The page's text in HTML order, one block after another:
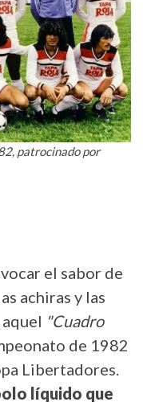
patrocinado por
el sabor de
achiras y las
"Cuadro
de 1982
Libertadores.
líquido que